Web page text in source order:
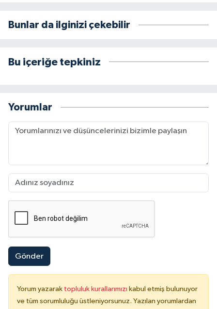
Bunlar da ilginizi çekebilir
Bu içeriğe tepkiniz
Yorumlar
Gönder
Yorum yazarak topluluk kurallarımızı kabul etmiş bulunuyor
ve tüm sorumluluğu üstleniyorsunuz. Yazılan yorumlardan